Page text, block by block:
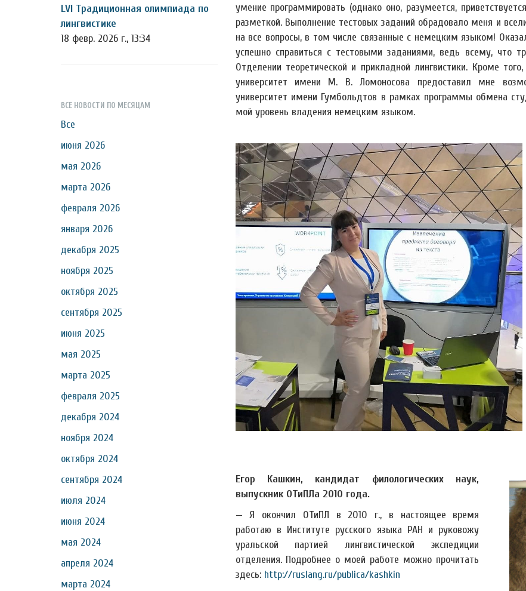
LVI Традиционная олимпиада по
лингвистике
18 февр. 2026 г., 13:34
ВСЕ НОВОСТИ ПО МЕСЯЦАМ
Все
июня 2026
мая 2026
марта 2026
февраля 2026
января 2026
декабря 2025
ноября 2025
октября 2025
сентября 2025
июня 2025
мая 2025
марта 2025
февраля 2025
декабря 2024
ноября 2024
октября 2024
сентября 2024
июля 2024
июня 2024
мая 2024
апреля 2024
марта 2024
умение программировать (однако оно, разумеется,
разметкой. Выполнение тестовых заданий обрадовало меня и
на все вопросы, в том числе связанные с немецким языком!
успешно справиться с тестовыми заданиями, ведь всему, что
Отделении теоретической и прикладной лингвистики. Кроме
университет имени М. В. Ломоносова предоставил мне
университет имени Гумбольдтов в рамках программы обмена
мой уровень владения немецким языком.
Егор Кашкин, кандидат филологических наук,
выпускник ОТиПЛа 2010 года.
— Я окончил ОТиПЛ в 2010 г., в настоящее время
работаю в Институте русского языка РАН и руковожу
уральской партией лингвистической экспедиции
отделения. Подробнее о моей работе можно прочитать
здесь: http://ruslang.ru/publica/kashkin